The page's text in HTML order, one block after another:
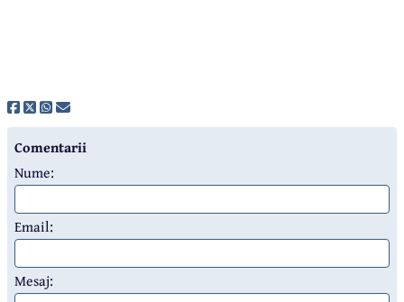
Comentarii
Nume:
Email:
Mesaj: